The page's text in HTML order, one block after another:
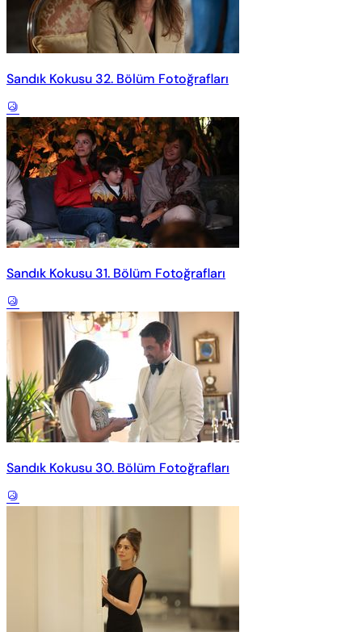
Sandık Kokusu 32. Bölüm Fotoğrafları
Sandık Kokusu 31. Bölüm Fotoğrafları
Sandık Kokusu 30. Bölüm Fotoğrafları